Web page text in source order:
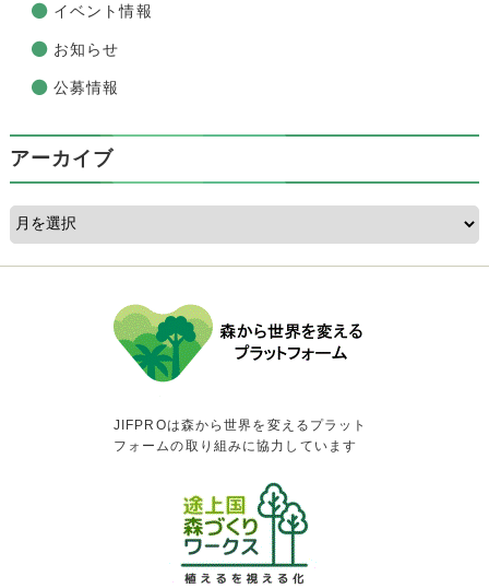
イベント情報
お知らせ
公募情報
アーカイブ
JIFPROは森から世界を変えるプラット
フォームの取り組みに協力しています